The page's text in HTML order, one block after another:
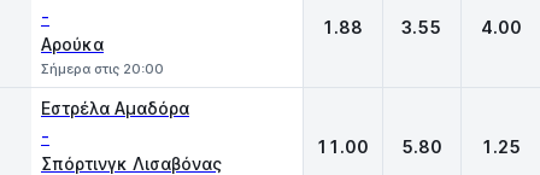
-
Αρούκα
Σήμερα στις 20:00
1.88 3.55 4.00
Εστρέλα Αμαδόρα
-
Σπόρτινγκ Λισαβόνας
11.00 5.80 1.25